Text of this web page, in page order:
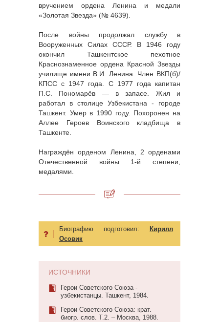
вручением ордена Ленина и медали
«Золотая Звезда» (№ 4639).
После войны продолжал службу в
Вооруженных Силах СССР. В 1946 году
окончил Ташкентское пехотное
Краснознаменное ордена Красной Звезды
училище имени В.И. Ленина. Член ВКП(б)/
КПСС с 1947 года. С 1977 года капитан
П.С. Пономарёв — в запасе. Жил и
работал в столице Узбекистана - городе
Ташкент. Умер в 1990 году. Похоронен на
Аллее Героев Воинского кладбища в
Ташкенте.
Награждён орденом Ленина, 2 орденами
Отечественной войны 1-й степени,
медалями.
Биографию подготовил:
Кирилл
Осовик
ИСТОЧНИКИ
Герои Советского Союза -
узбекистанцы. Ташкент, 1984.
Герои Советского Союза: крат.
биогр. слов. Т.2. – Москва, 1988.